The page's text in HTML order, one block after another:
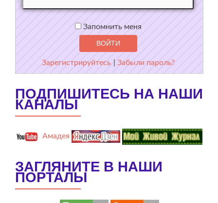
Запомнить меня
Зарегистрируйтесь |Забыли пароль?
ПОДПИШИТЕСЬ НА НАШИ
КАНАЛЫ
Амадея
ЗАГЛЯНИТЕ В НАШИ
ПОРТАЛЫ